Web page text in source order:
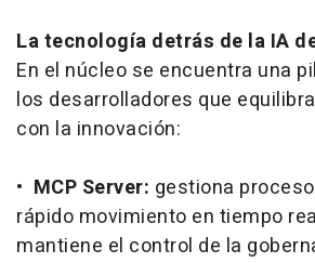
La tecnología detrás de la IA
En el núcleo se encuentra una
los desarrolladores que
con la innovación:
• MCP Server: gestiona
rápido movimiento en tiempo
mantiene el control de la